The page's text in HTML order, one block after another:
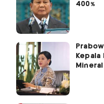
400%